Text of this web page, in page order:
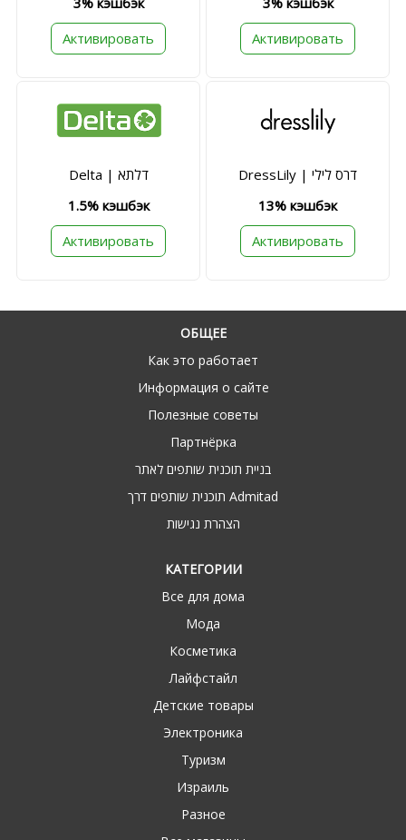
Активировать
Активировать
Delta | דלתא
1.5% кэшбэк
Активировать
DressLily | דרס לילי
13% кэшбэк
Активировать
ОБЩЕЕ
Как это работает
Информация о сайте
Полезные советы
Партнёрка
בניית תוכנית שותפים לאתר
תוכנית שותפים דרך Admitad
הצהרת נגישות
КАТЕГОРИИ
Все для дома
Мода
Косметика
Лайфстайл
Детские товары
Электроника
Туризм
Израиль
Разное